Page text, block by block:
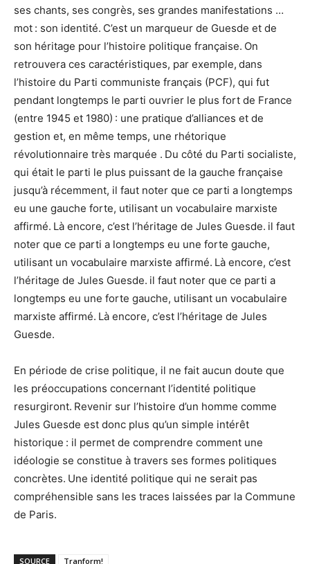
ses chants, ses congrès, ses grandes manifestations …
mot : son identité. C’est un marqueur de Guesde et de
son héritage pour l’histoire politique française. On
retrouvera ces caractéristiques, par exemple, dans
l’histoire du Parti communiste français (PCF), qui fut
pendant longtemps le parti ouvrier le plus fort de France
(entre 1945 et 1980) : une pratique d’alliances et de
gestion et, en même temps, une rhétorique
révolutionnaire très marquée . Du côté du Parti socialiste,
qui était le parti le plus puissant de la gauche française
jusqu’à récemment, il faut noter que ce parti a longtemps
eu une gauche forte, utilisant un vocabulaire marxiste
affirmé. Là encore, c’est l’héritage de Jules Guesde. il faut
noter que ce parti a longtemps eu une forte gauche,
utilisant un vocabulaire marxiste affirmé. Là encore, c’est
l’héritage de Jules Guesde. il faut noter que ce parti a
longtemps eu une forte gauche, utilisant un vocabulaire
marxiste affirmé. Là encore, c’est l’héritage de Jules
Guesde.
En période de crise politique, il ne fait aucun doute que
les préoccupations concernant l’identité politique
resurgiront. Revenir sur l’histoire d’un homme comme
Jules Guesde est donc plus qu’un simple intérêt
historique : il permet de comprendre comment une
idéologie se constitue à travers ses formes politiques
concrètes. Une identité politique qui ne serait pas
compréhensible sans les traces laissées par la Commune
de Paris.
SOURCE Tranform!